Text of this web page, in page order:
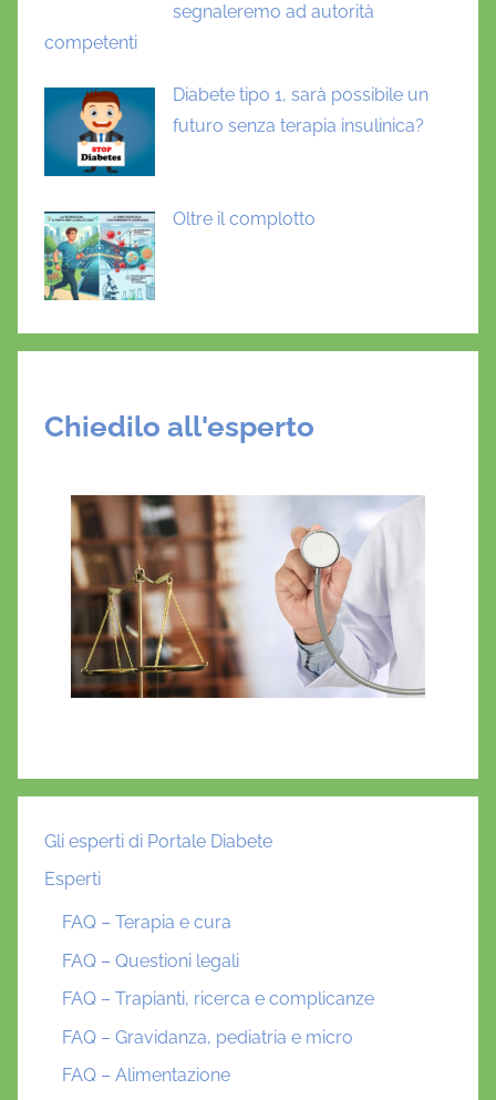
segnaleremo ad autorità
competenti
Diabete tipo 1, sarà possibile un
futuro senza terapia insulinica?
Oltre il complotto
Chiedilo all'esperto
Gli esperti di Portale Diabete
Esperti
FAQ – Terapia e cura
FAQ – Questioni legali
FAQ – Trapianti, ricerca e complicanze
FAQ – Gravidanza, pediatria e micro
FAQ – Alimentazione